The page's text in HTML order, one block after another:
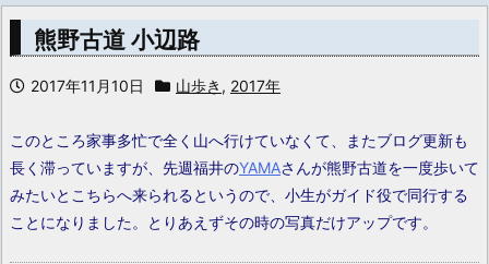
熊野古道 小辺路
2017年11月10日 山歩き , 2017年
このところ家事多忙で全く山へ行けていなくて、またブログ更新も
長く滞っていますが、先週福井のYAMAさんが熊野古道を一度歩いて
みたいとこちらへ来られるというので、小生がガイド役で同行する
ことになりました。とりあえずその時の写真だけアップです。